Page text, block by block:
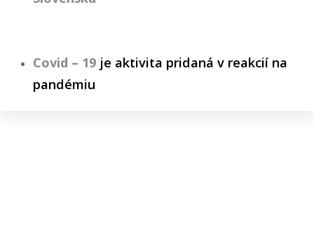
Covid – 19 je aktivita pridaná v reakcií na
pandémiu